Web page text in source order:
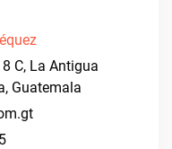
C, La Antigua
Guatemala